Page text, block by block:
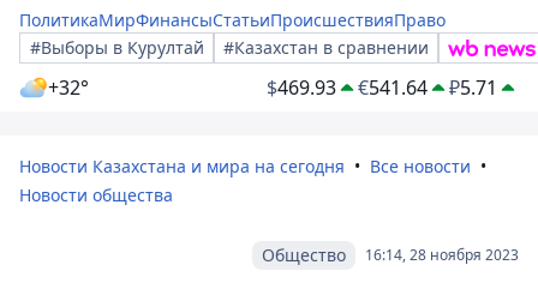
ПолитикаМирФинансыСтатьиПроисшествияПраво
#Выборы в Курултай
#Казахстан в сравнении
+32° $469.93 €541.64 ₽5.71
Новости Казахстана и мира на сегодня
Все новости
Новости общества
16:14, 28 ноября 2023
Общество